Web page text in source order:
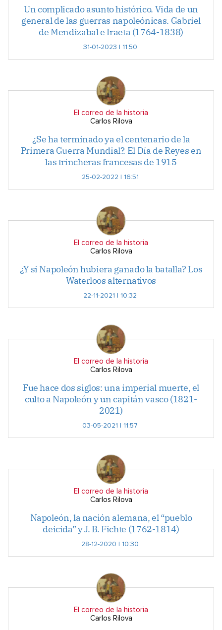
Un complicado asunto histórico. Vida de un
general de las guerras napoleónicas. Gabriel
de Mendizabal e Iraeta (1764-1838)
31-01-2023 | 11:50
El correo de la historia
Carlos Rilova
¿Se ha terminado ya el centenario de la
Primera Guerra Mundial?. El Día de Reyes en
las trincheras francesas de 1915
25-02-2022 | 16:51
El correo de la historia
Carlos Rilova
¿Y si Napoleón hubiera ganado la batalla? Los
Waterloos alternativos
22-11-2021 | 10:32
El correo de la historia
Carlos Rilova
Fue hace dos siglos: una imperial muerte, el
culto a Napoleón y un capitán vasco (1821-
2021)
03-05-2021 | 11:57
El correo de la historia
Carlos Rilova
Napoleón, la nación alemana, el “pueblo
deicida” y J. B. Fichte (1762-1814)
28-12-2020 | 10:30
El correo de la historia
Carlos Rilova